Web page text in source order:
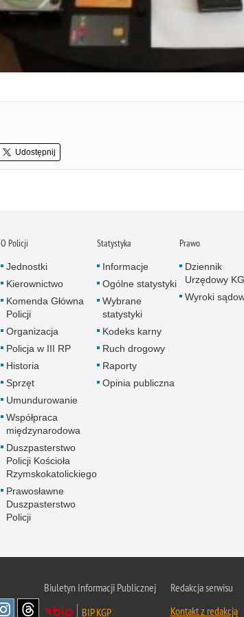
Udostępnij
O Policji
Jednostki
Kierownictwo
Komenda Główna
Policji
Organizacja
Policja w III RP
Historia
Sprzęt
Umundurowanie
Współpraca
międzynarodowa
Duszpasterstwo
Policji Kościoła
Rzymskokatolickiego
Prawosławne
Duszpasterstwo
Policji
Statystyka
Informacje
Ogólne statystyki
Wybrane
statystyki
Kodeks karny
Ruch drogowy
Raporty
Opinia publiczna
Prawo
Dziennik
Urzędowy
Wyroki
Biuletyn Informacji Publicznej
BIP KGP
Redakcja serwisu
Kontakt z redakcją